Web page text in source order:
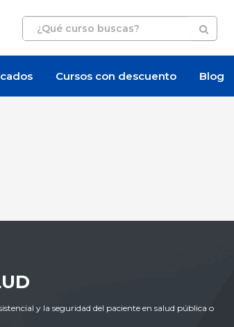
Cursos con descuento Blog
y la seguridad del paciente en salud pública o